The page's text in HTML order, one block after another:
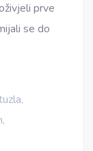
prve
se do
,
,